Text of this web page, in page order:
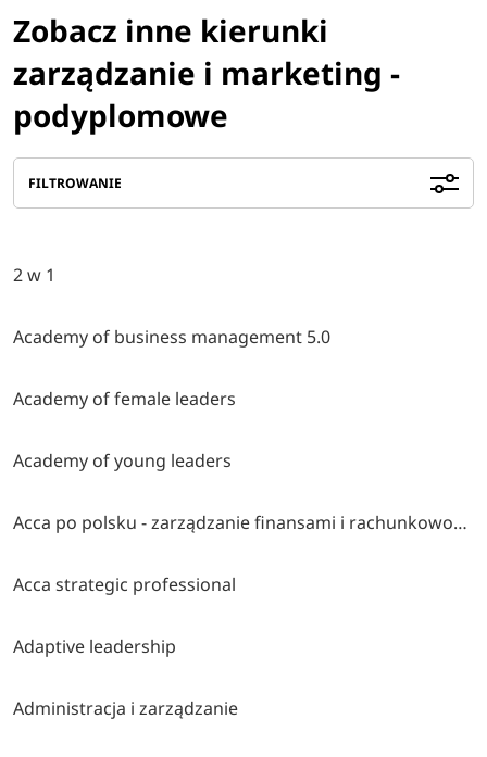
Zobacz inne kierunki
zarządzanie i marketing -
podyplomowe
FILTROWANIE
2 w 1
Academy of business management 5.0
Academy of female leaders
Academy of young leaders
Acca po polsku - zarządzanie finansami i rachunkowość w środowisku międzynarodowym
Acca strategic professional
Adaptive leadership
Administracja i zarządzanie